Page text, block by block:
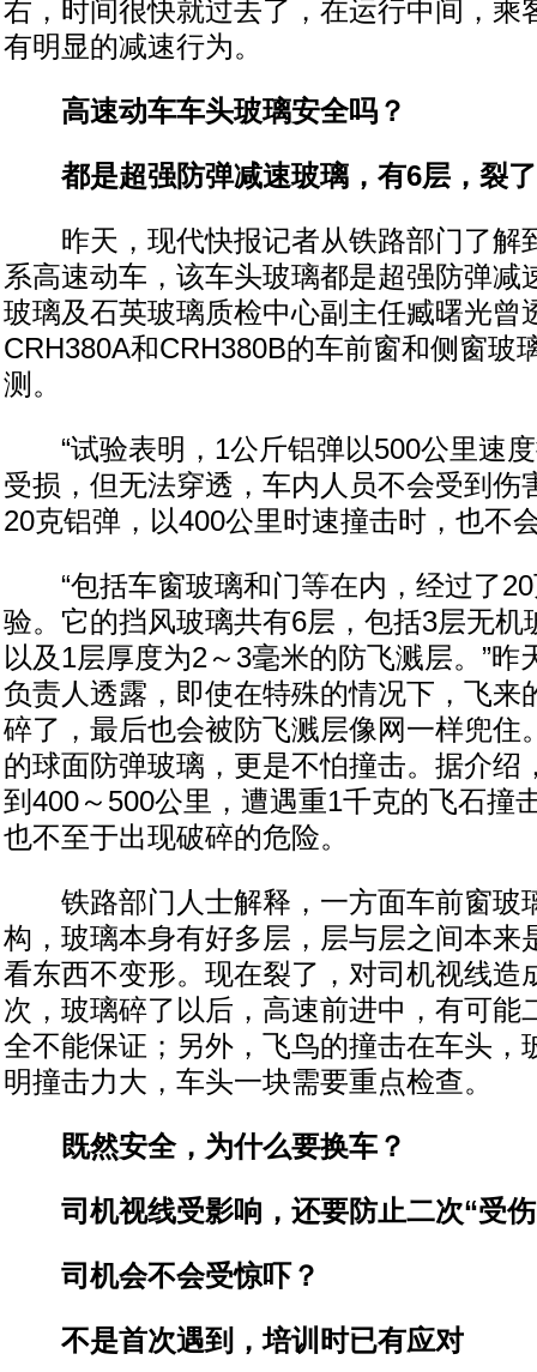
右，时间很快就过去了，在运行中间，乘
有明显的减速行为。
高速动车车头玻璃安全吗？
都是超强防弹减速玻璃，有6层，裂
昨天，现代快报记者从铁路部门了解
系高速动车，该车头玻璃都是超强防弹减
玻璃及石英玻璃质检中心副主任臧曙光曾
CRH380A和CRH380B的车前窗和侧窗玻
测。
“试验表明，1公斤铝弹以500公里速度
受损，但无法穿透，车内人员不会受到伤
20克铝弹，以400公里时速撞击时，也不
“包括车窗玻璃和门等在内，经过了20
验。它的挡风玻璃共有6层，包括3层无机
以及1层厚度为2～3毫米的防飞溅层。”昨
负责人透露，即使在特殊的情况下，飞来
碎了，最后也会被防飞溅层像网一样兜住
的球面防弹玻璃，更是不怕撞击。据介绍
到400～500公里，遭遇重1千克的飞石撞
也不至于出现破碎的危险。
铁路部门人士解释，一方面车前窗玻
构，玻璃本身有好多层，层与层之间本来
看东西不变形。现在裂了，对司机视线造
次，玻璃碎了以后，高速前进中，有可能
全不能保证；另外，飞鸟的撞击在车头，
明撞击力大，车头一块需要重点检查。
既然安全，为什么要换车？
司机视线受影响，还要防止二次“受
司机会不会受惊吓？
不是首次遇到，培训时已有应对